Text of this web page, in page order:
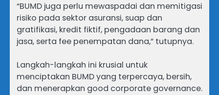
“BUMD juga perlu mewaspadai dan memitigasi
risiko pada sektor asuransi, suap dan
gratifikasi, kredit fiktif, pengadaan barang dan
jasa, serta fee penempatan dana,” tutupnya.
Langkah-langkah ini krusial untuk
menciptakan BUMD yang terpercaya, bersih,
dan menerapkan good corporate governance.